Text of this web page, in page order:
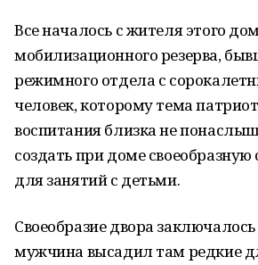
Все началось с жителя этого
мобилизационного резерва,
режимного отдела с
человек, которому тема
воспитания близка не
создать при доме
для занятий с детьми.
Своеобразие двора
мужчина высадил там редкие